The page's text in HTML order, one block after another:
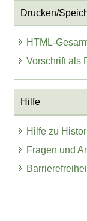
Drucken/
HTML-
Vorschrift als
Hilfe
Hilfe zu
Fragen und